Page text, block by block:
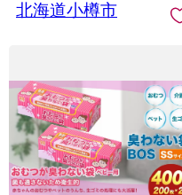
北海道小樽市